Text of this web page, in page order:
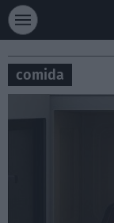
comida